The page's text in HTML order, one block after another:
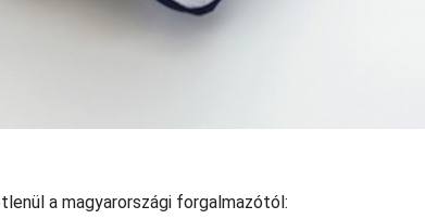
a magyarországi forgalmazótól: